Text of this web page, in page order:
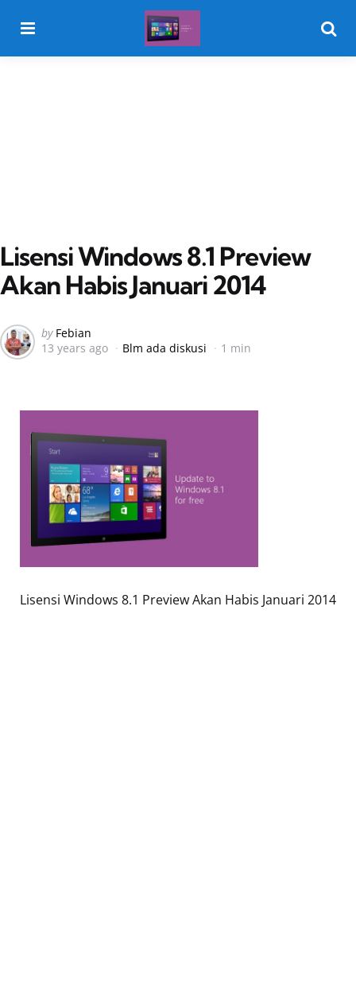
Lisensi Windows 8.1 Preview
Akan Habis Januari 2014
Posted
by
by Febian
13 years ago
Blm ada diskusi 1 min
Lisensi Windows 8.1 Preview Akan Habis Januari 2014